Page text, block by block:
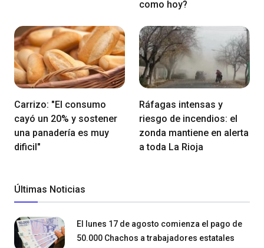
como hoy?
Carrizo: "El consumo
cayó un 20% y sostener
una panadería es muy
dificil"
Ráfagas intensas y
riesgo de incendios: el
zonda mantiene en alerta
a toda La Rioja
Últimas Noticias
El lunes 17 de agosto comienza el pago de
50.000 Chachos a trabajadores estatales